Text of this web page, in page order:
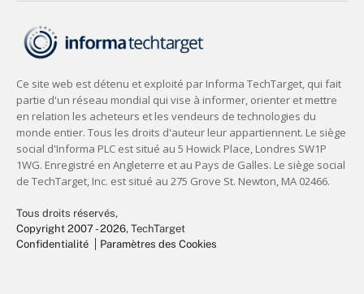
Tous droits réservés,
Copyright 2007 - 2026, TechTarget
Confidentialité
Paramètres des Cookies